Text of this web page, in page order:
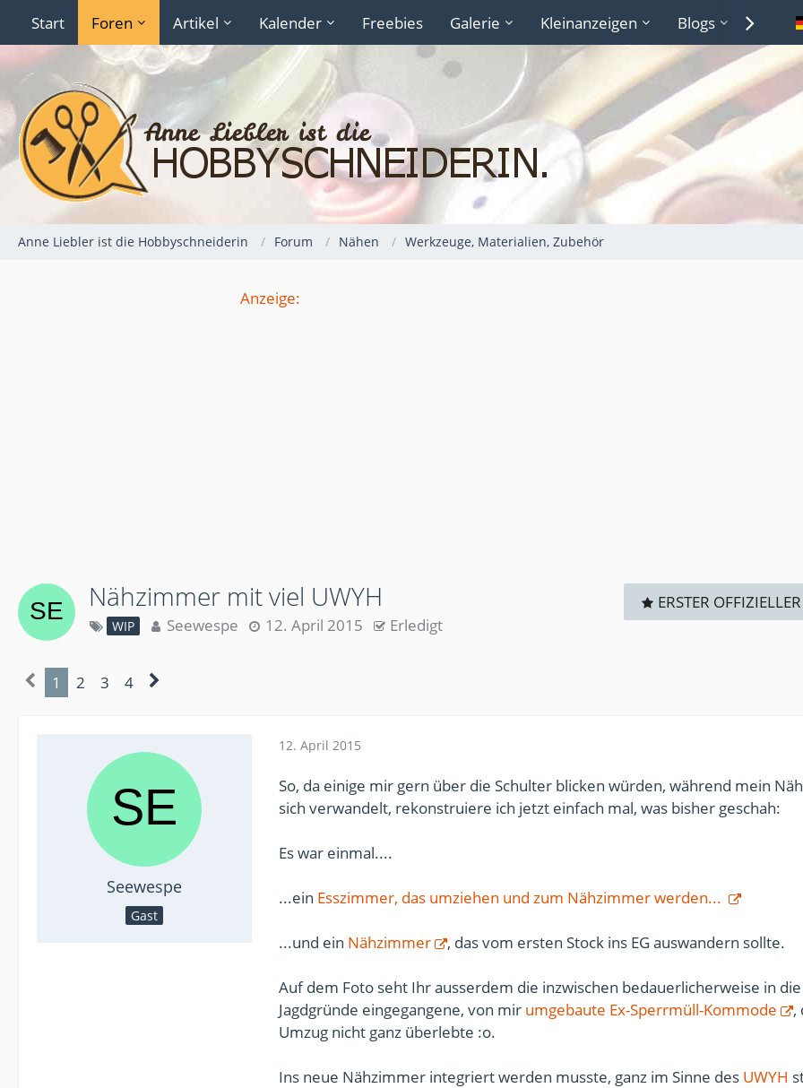
Start Foren Artikel Kalender Freebies Galerie Kleinanzeigen Blogs
Anne Liebler ist die Hobbyschneiderin Forum Nähen Werkzeuge, Materialien, Zubehör
Anzeige:
Nähzimmer mit viel UWYH
WIP Seewespe 12. April 2015 Erledigt
ERSTER
1 2 3 4
Seewespe
Gast
12. April 2015
So, da einige mir gern über die Schulter blicken würden, während mein
sich verwandelt, rekonstruiere ich jetzt einfach mal, was bisher geschah:
Es war einmal....
...ein Esszimmer, das umziehen und zum Nähzimmer werden...
...und ein Nähzimmer , das vom ersten Stock ins EG auswandern sollte.
Auf dem Foto seht Ihr ausserdem die inzwischen bedauerlicherweise in
Jagdgründe eingegangene, von mir umgebaute Ex-Sperrmüll-Kommode
,
Umzug nicht ganz überlebte :o.
Ins neue Nähzimmer integriert werden musste, ganz im Sinne des UWYH